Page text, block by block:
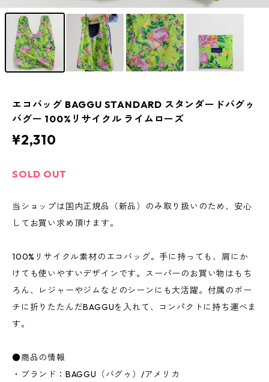
エコバッグ BAGGU STANDARD スタンダードバグゥ
バグー 100%リサイクル ライムローズ
¥2,310
SOLD OUT
当ショップは国内正規品（新品）のみ取り扱いのため、安心
してお買い求め頂けます。
100%リサイクル素材のエコバッグ。手に持っても、肩にか
けても使いやすいデザインです。スーパーのお買い物はもち
ろん、レジャーやジムなどのシーンにも大活躍。付属のポー
チに折りたたんだBAGGUを入れて、コンパクトに持ち運べま
す。
●商品の情報
・ブランド：BAGGU（バグゥ）/アメリカ